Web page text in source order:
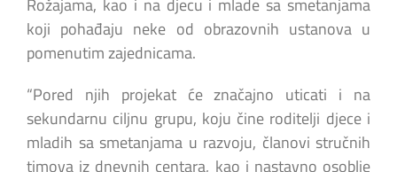
koji pohađaju neke od obrazovnih ustanova u
pomenutim zajednicama.
“Pored njih projekat će značajno uticati i na
sekundarnu ciljnu grupu, koju čine roditelji djece i
mladih sa smetanjama u razvoju, članovi stručnih
timova iz dnevnih centara, kao i nastavno osoblje